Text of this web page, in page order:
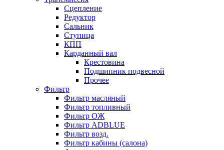
Сцепление
Редуктор
Сальник
Ступица
КПП
Карданный вал
Крестовина
Подшипник подвесной
Прочее
Фильтр
Фильтр масляный
Фильтр топливный
Фильтр ОЖ
Фильтр ADBLUE
Фильтр возд.
Фильтр кабины (салона)